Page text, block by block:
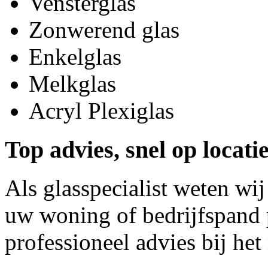
Zonwerend glas
Enkelglas
Melkglas
Acryl Plexiglas
Top advies, snel op
Als glasspecialist weten
uw woning of bedrijfspand
professioneel advies bij